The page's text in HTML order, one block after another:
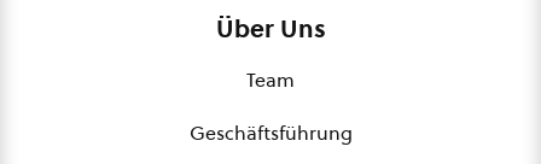
Über Uns
Team
Geschäftsführung